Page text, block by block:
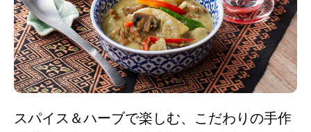
スパイス＆ハーブで楽しむ、こだわりの手作